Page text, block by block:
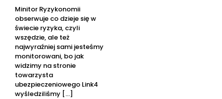
Minitor Ryzykonomii
obserwuje co dzieje się w
świecie ryzyka, czyli
wszędzie, ale też
najwyraźniej sami jesteśmy
monitorowani, bo jak
widzimy na stronie
towarzysta
ubezpieczeniowego Link4
wyśledziliśmy[…]